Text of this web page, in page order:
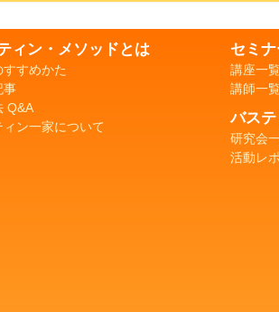
ィン・メソッドとは
すすめかた
事
Q&A
ィン一家について
セミ
講座一
講師一
バス
研究会
活動レ